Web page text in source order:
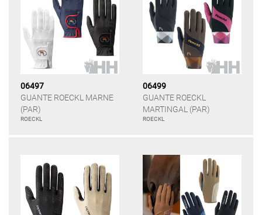
06497
GUANTE ROECKL MARNE
(PAR)
ROECKL
06499
GUANTE ROECKL
MARTINGAL (PAR)
ROECKL